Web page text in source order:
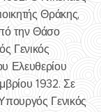
Θράκης,
την Θάσο
Γενικός
Ελευθερίου
1932. Σε
Γενικός